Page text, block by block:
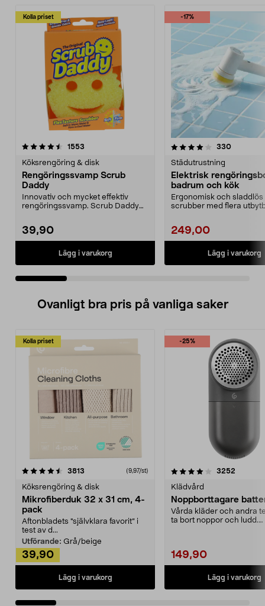
Kolla priset
1553
Köksrengöring & disk
Rengöringssvamp Scrub
Daddy
Innovativ och mycket effektiv
rengöringssvamp. Scrub Daddy
39,90
Lägg i varukorg
-17%
4.0 av 5 stjärnor 330
Städutrustning
Elektrisk
badrum och kök
Ergonomisk och sladdlös
scrubber med flera
249,00
Lägg i varukorg
4.0 av 5 stjärnor
Ovanligt bra pris på vanliga saker
Kolla priset
3813 (9,97/st)
Köksrengöring & disk
Mikrofiberduk 32 x 31 cm, 4-
pack
Aftonbladets "självklara favorit” i
test av d...
Utförande: Grå/beige
39,90
Lägg i varukorg
-25%
4.0av 5 stjärnor 3252
Klädvård
Noppborttagare
Vårda kläder och andra
ta bort noppor och ludd.
149,90
Lägg i varukorg
4.5av 5 stjärnor